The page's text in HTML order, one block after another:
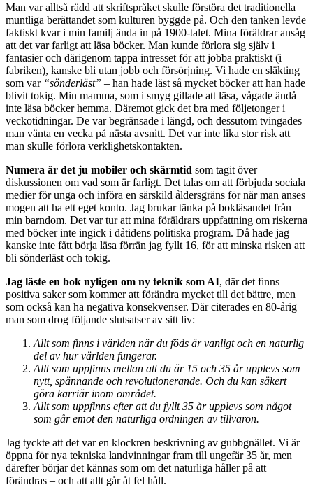
Man var alltså rädd att skriftspråket skulle förstöra det traditionella
muntliga berättandet som kulturen byggde på. Och den tanken levde
faktiskt kvar i min familj ända in på 1900-talet. Mina föräldrar ansåg
att det var farligt att läsa böcker. Man kunde förlora sig själv i
fantasier och därigenom tappa intresset för att jobba praktiskt (i
fabriken), kanske bli utan jobb och försörjning. Vi hade en släkting
som var “sönderläst” – han hade läst så mycket böcker att han hade
blivit tokig. Min mamma, som i smyg gillade att läsa, vågade ändå
inte läsa böcker hemma. Däremot gick det bra med följetonger i
veckotidningar. De var begränsade i längd, och dessutom tvingades
man vänta en vecka på nästa avsnitt. Det var inte lika stor risk att
man skulle förlora verklighetskontakten.
Numera är det ju mobiler och skärmtid som tagit över
diskussionen om vad som är farligt. Det talas om att förbjuda sociala
medier för unga och införa en särskild åldersgräns för när man anses
mogen att ha ett eget konto. Jag brukar tänka på bokläsandet från
min barndom. Det var tur att mina föräldrars uppfattning om riskerna
med böcker inte ingick i dåtidens politiska program. Då hade jag
kanske inte fått börja läsa förrän jag fyllt 16, för att minska risken att
bli sönderläst och tokig.
Jag läste en bok nyligen om ny teknik som AI, där det finns
positiva saker som kommer att förändra mycket till det bättre, men
som också kan ha negativa konsekvenser. Där citerades en 80-årig
man som drog följande slutsatser av sitt liv:
Allt som finns i världen när du föds är vanligt och en naturlig
del av hur världen fungerar.
Allt som uppfinns mellan att du är 15 och 35 år upplevs som
nytt, spännande och revolutionerande. Och du kan säkert
göra karriär inom området.
Allt som uppfinns efter att du fyllt 35 år upplevs som något
som går emot den naturliga ordningen av tillvaron.
Jag tyckte att det var en klockren beskrivning av gubbgnället. Vi är
öppna för nya tekniska landvinningar fram till ungefär 35 år, men
därefter börjar det kännas som om det naturliga håller på att
förändras – och att allt går åt fel håll.